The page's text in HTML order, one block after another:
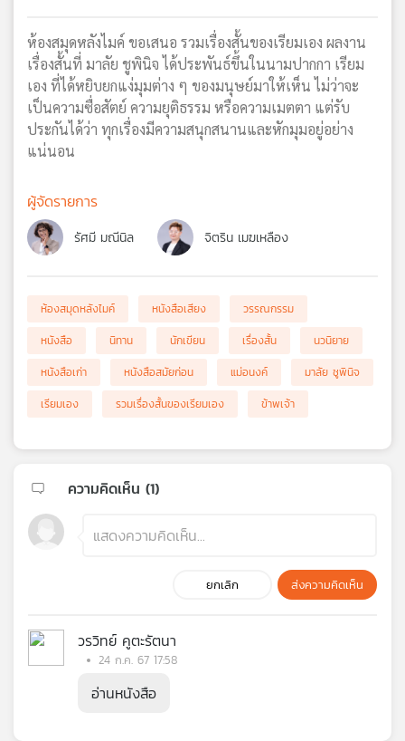
ห้องสมุดหลังไมค์ ขอเสนอ รวมเรื่องสั้นของเรียมเอง ผลงาน
เรื่องสั้นที่ มาลัย ชูพินิจ ได้ประพันธ์ขึ้นในนามปากกา เรียม
เอง ที่ได้หยิบยกแง่มุมต่าง ๆ ของมนุษย์มาให้เห็น ไม่ว่าจะ
เป็นความซื่อสัตย์ ความยุติธรรม หรือความเมตตา แต่รับ
ประกันได้ว่า ทุกเรื่องมีความสนุกสนานและหักมุมอยู่อย่าง
แน่นอน
ผู้จัดรายการ
รัศมี มณีนิล จิตริน เมฆเหลือง
ห้องสมุดหลังไมค์ หนังสือเสียง
วรรณกรรม
หนังสือ
นิทาน นักเขียน เรื่องสั้น
นวนิยาย
หนังสือเก่า
หนังสือสมัยก่อน แม่อนงค์
มาลัย ชูพินิจ
เรียมเอง
รวมเรื่องสั้นของเรียมเอง ข้าพเจ้า
ความคิดเห็น (1)
ยกเลิก ส่งความคิดเห็น
วรวิทย์ คูตะรัตนา
24 ก.ค. 67 17:58
อ่านหนังสือ